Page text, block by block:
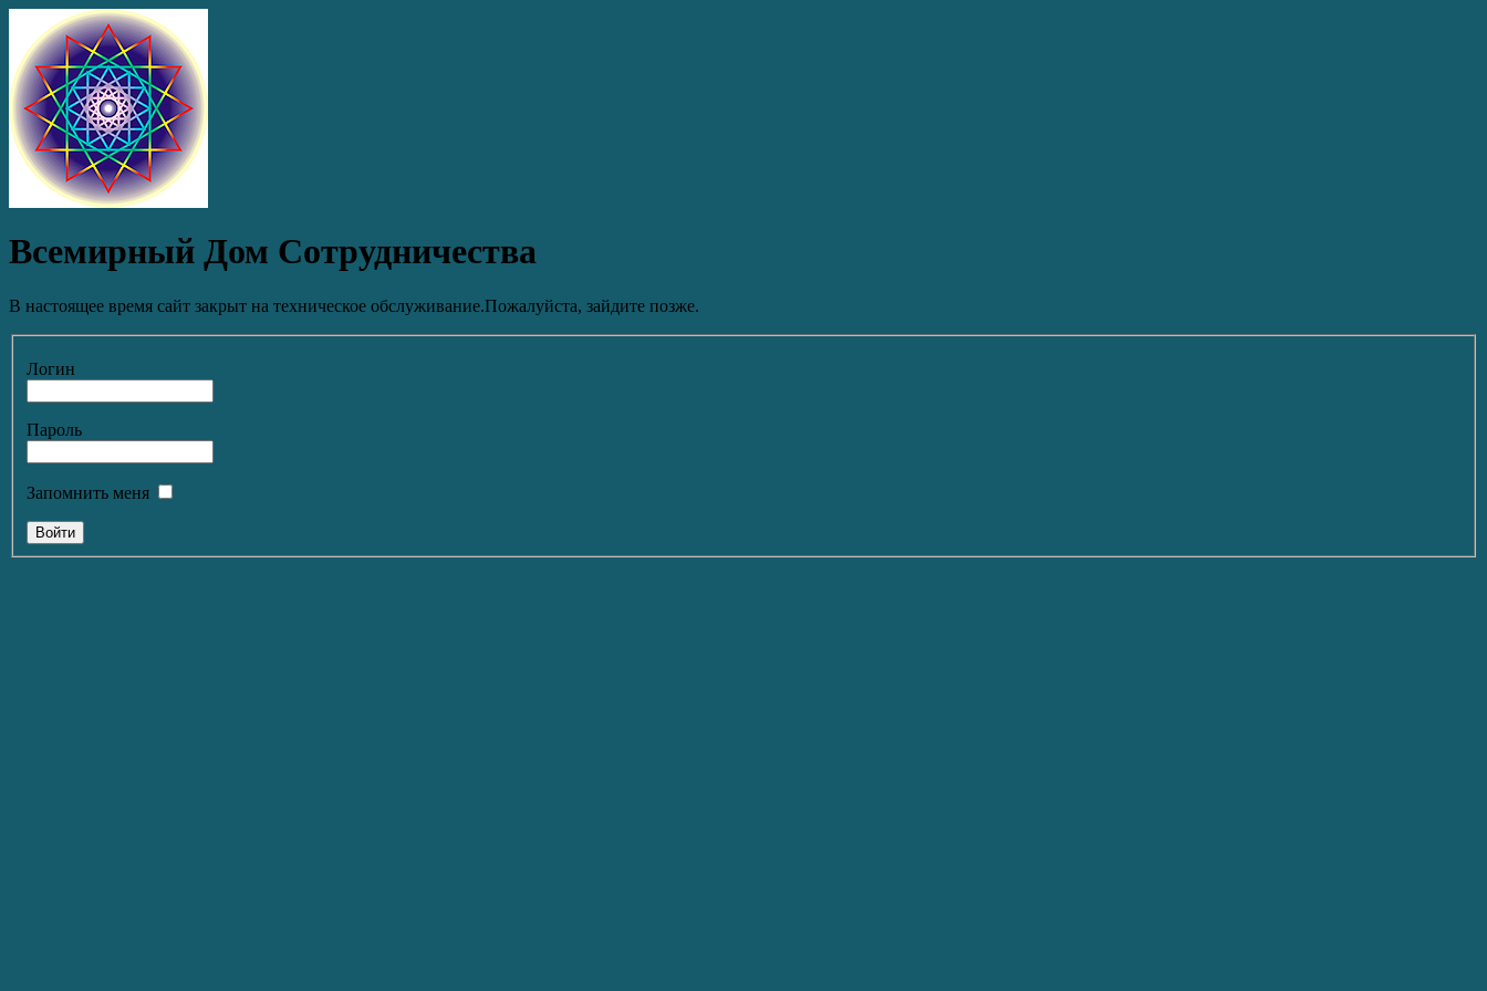
Всемирный Дом Сотрудничества
В настоящее время сайт закрыт на техническое обслуживание.Пожалуйста, зайдите позже.
Логин
Пароль
Запомнить меня